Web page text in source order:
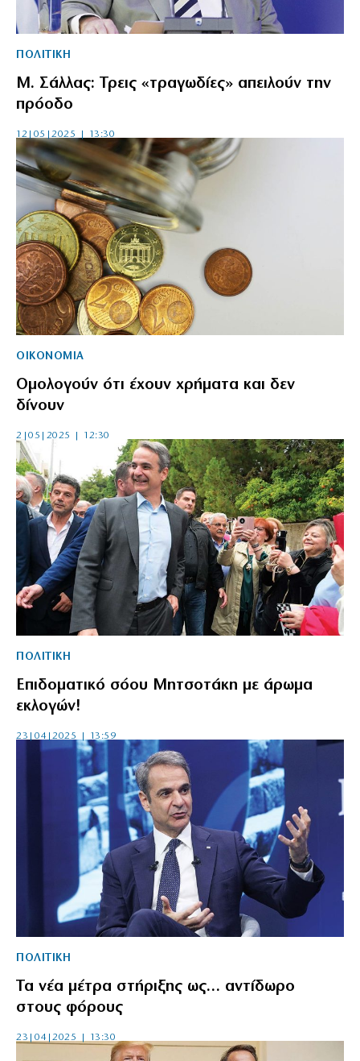
ΠΟΛΙΤΙΚΗ
Μ. Σάλλας: Τρεις «τραγωδίες» απειλούν την
πρόοδο
12|05|2025 | 13:30
ΟΙΚΟΝΟΜΙΑ
Ομολογούν ότι έχουν χρήματα και δεν
δίνουν
2|05|2025 | 12:30
ΠΟΛΙΤΙΚΗ
Επιδοματικό σόου Μητσοτάκη με άρωμα
εκλογών!
23|04|2025 | 13:59
ΠΟΛΙΤΙΚΗ
Τα νέα μέτρα στήριξης ως… αντίδωρο
στους φόρους
23|04|2025 | 13:30